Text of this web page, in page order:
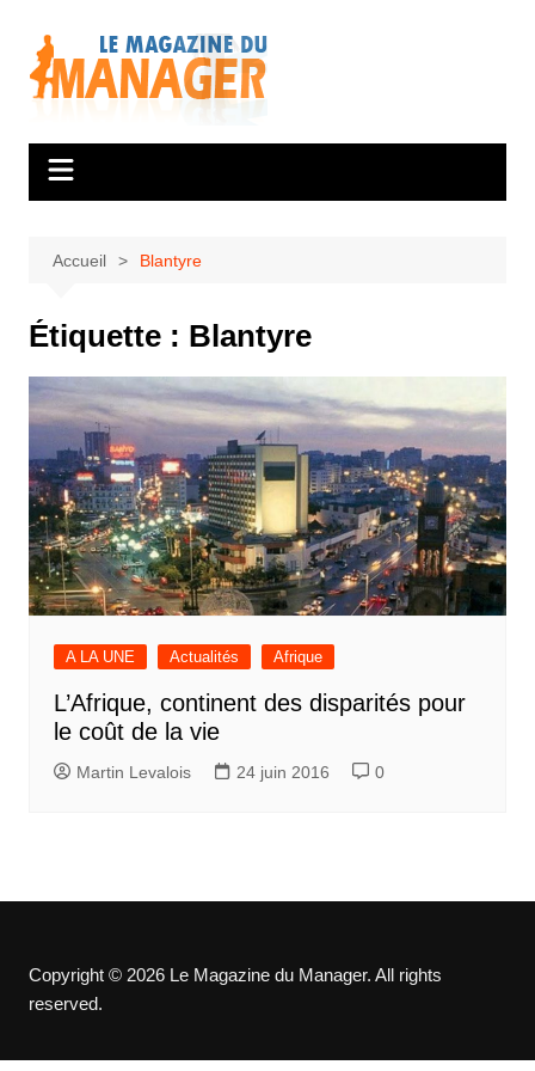
contenu
Accueil Blantyre
Étiquette : Blantyre
A LA UNE Actualités Afrique
L’Afrique, continent des disparités pour
le coût de la vie
Martin Levalois 24 juin 2016 0
Copyright © 2026 Le Magazine du Manager. All rights
reserved.